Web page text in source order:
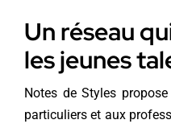
Un réseau
les jeunes
Notes de Styles
particuliers et aux